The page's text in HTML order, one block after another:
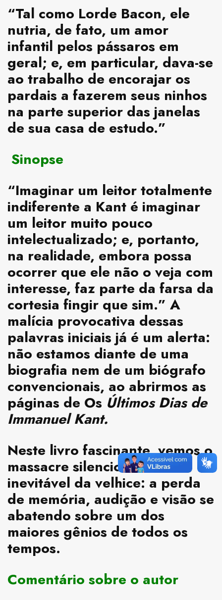
“Tal como Lorde Bacon, ele
nutria, de fato, um amor
infantil pelos pássaros em
geral; e, em particular, dava-se
ao trabalho de encorajar os
pardais a fazerem seus ninhos
na parte superior das janelas
de sua casa de estudo.”
Sinopse
“Imaginar um leitor totalmente
indiferente a Kant é imaginar
um leitor muito pouco
intelectualizado; e, portanto,
na realidade, embora possa
ocorrer que ele não o veja com
interesse, faz parte da farsa da
cortesia fingir que sim.” A
malícia provocativa dessas
palavras iniciais já é um alerta:
não estamos diante de uma
biografia nem de um biógrafo
convencionais, ao abrirmos as
páginas de Os Últimos Dias de
Immanuel Kant.
Neste livro fascinante, vemos o
massacre silencioso e
inevitável da velhice: a perda
de memória, audição e visão se
abatendo sobre um dos
maiores gênios de todos os
tempos.
Comentário sobre o autor